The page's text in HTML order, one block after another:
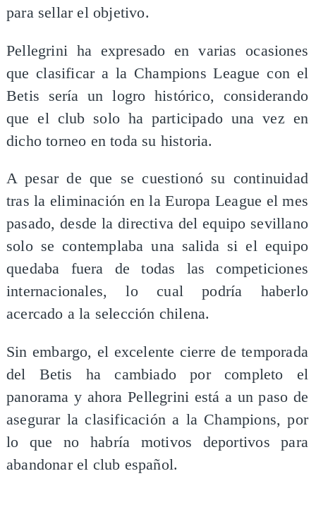
para sellar el objetivo.
Pellegrini ha expresado en varias ocasiones
que clasificar a la Champions League con el
Betis sería un logro histórico, considerando
que el club solo ha participado una vez en
dicho torneo en toda su historia.
A pesar de que se cuestionó su continuidad
tras la eliminación en la Europa League el mes
pasado, desde la directiva del equipo sevillano
solo se contemplaba una salida si el equipo
quedaba fuera de todas las competiciones
internacionales, lo cual podría haberlo
acercado a la selección chilena.
Sin embargo, el excelente cierre de temporada
del Betis ha cambiado por completo el
panorama y ahora Pellegrini está a un paso de
asegurar la clasificación a la Champions, por
lo que no habría motivos deportivos para
abandonar el club español.